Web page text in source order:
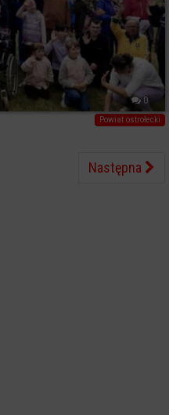
0
Powiat ostrołecki
Następna